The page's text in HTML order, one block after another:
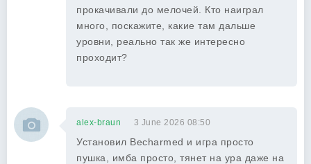
прокачивали до мелочей. Кто наиграл
много, поскажите, какие там дальше
уровни, реально так же интересно
проходит?
alex-braun 3 June 2026 08:50
Установил Becharmed и игра просто
пушка, имба просто, тянет на ура даже на